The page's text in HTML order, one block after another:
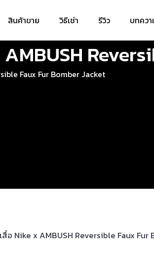
สินค้าขาย วิธีเช่า รีวิว บทคว
Faux Fur Bomber Jacket
Nike x AMBUSH Reversible Faux